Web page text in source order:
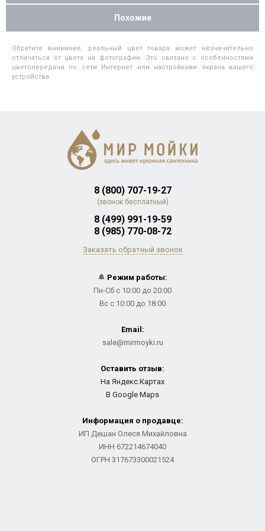
Похожие
Обратите внимание, реальный цвет товара может незначительно
отличаться от цвета на фотографии. Это связано с особенностями
цветопередачи по сети Интернет или настройками экрана вашего
устройства.
8 (800) 707-19-27
(звонок бесплатный)
8 (499) 991-19-59
8 (985) 770-08-72
Заказать обратный звонок
🔔 Режим работы:
Пн-Сб с 10:00 до 20:00
Вс с 10:00 до 18:00
Email:
sale@mirmoyki.ru
Оставить отзыв:
На Яндекс.Картах
В Google Maps
Информация о продавце:
ИП Дешан Олеся Михайловна
ИНН 672214674040
ОГРН 317673300021524